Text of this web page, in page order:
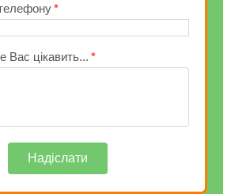
Вас цікавить...
Надіслати